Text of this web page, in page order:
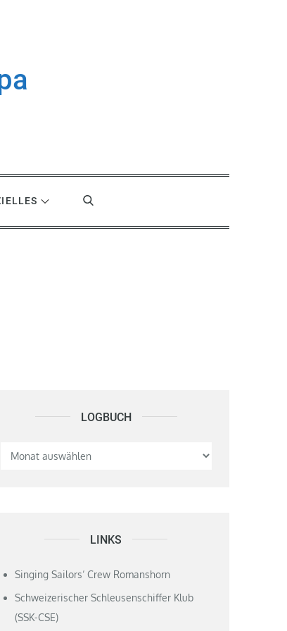
LOGBUCH Logbuch
LINKS
Singing Sailors‘ Crew Romanshorn
Schweizerischer Schleusenschiffer Klub
(SSK-CSE)